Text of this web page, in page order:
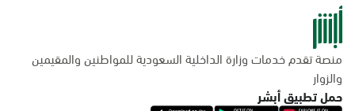
منصة تقدم خدمات وزارة الداخلية السعودية للمواطنين والمقيمين
والزوار
حمل تطبيق أبشر